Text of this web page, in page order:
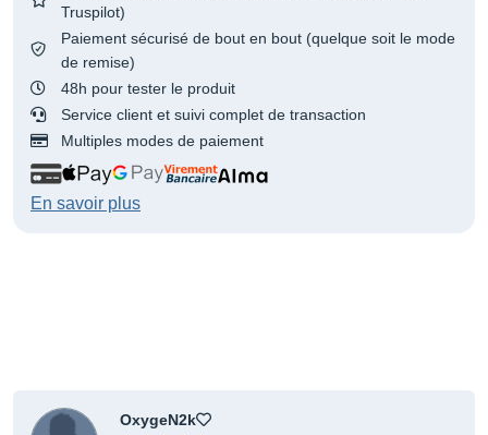
Truspilot)
Paiement sécurisé de bout en bout (quelque soit le mode
de remise)
48h pour tester le produit
Service client et suivi complet de transaction
Multiples modes de paiement
En savoir plus
OxygeN2k